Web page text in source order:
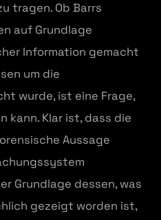
tragen. Ob Barrs
auf Grundlage
Information gemacht
um die
wurde, ist eine Frage,
kann. Klar ist, dass die
Aussage
Grundlage dessen, was
gezeigt worden ist,